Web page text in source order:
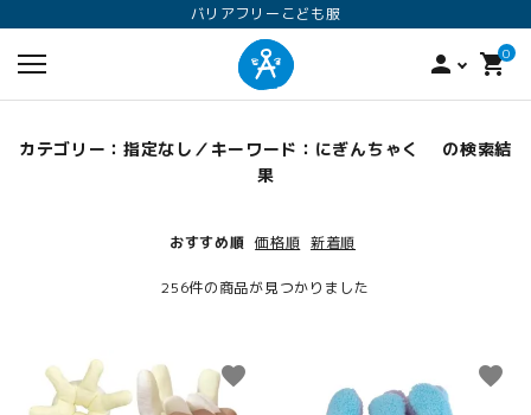
バリアフリーこども服
person 0
shopping_cart
ロンパース オプション加工
カテゴリー：指定なし／キーワード：にぎんちゃく の検索結
果
おすすめ順 価格順 新着順
256件の商品が見つかりました
favorite favorite